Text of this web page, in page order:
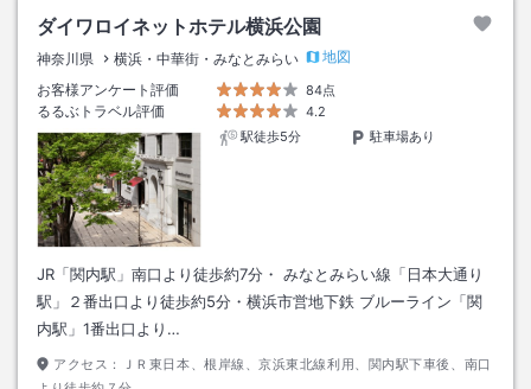
ダイワロイネットホテル横浜公園
神奈川県 横浜・中華街・みなとみらい
地図
お客様アンケート評価
84点
るるぶトラベル評価
4.2
駅徒歩5分
駐車場あり
JR「関内駅」南口より徒歩約7分・ みなとみらい線「日本大通り
駅」２番出口より徒歩約5分・横浜市営地下鉄 ブルーライン「関
内駅」1番出口より…
アクセス：
ＪＲ東日本、根岸線、京浜東北線利用、関内駅下車後、南口